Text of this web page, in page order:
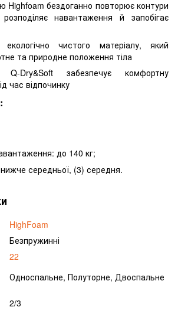
Highfoam бездоганно повторює контури
навантаження й запобігає
чистого матеріалу, який
та природне положення тіла
Dry&Soft забезпечує комфортну
час відпочинку
до 140 кг;
середньої, (3) середня.
HighFoam
Безпружинні
22
Односпальне, Полуторне, Двоспальне
2/3